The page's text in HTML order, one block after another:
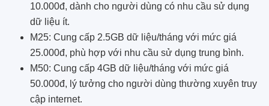
10.000đ, dành cho người dùng có nhu cầu sử dụng
dữ liệu ít.
M25: Cung cấp 2.5GB dữ liệu/tháng với mức giá
25.000đ, phù hợp với nhu cầu sử dụng trung bình.
M50: Cung cấp 4GB dữ liệu/tháng với mức giá
50.000đ, lý tưởng cho người dùng thường xuyên truy
cập internet.